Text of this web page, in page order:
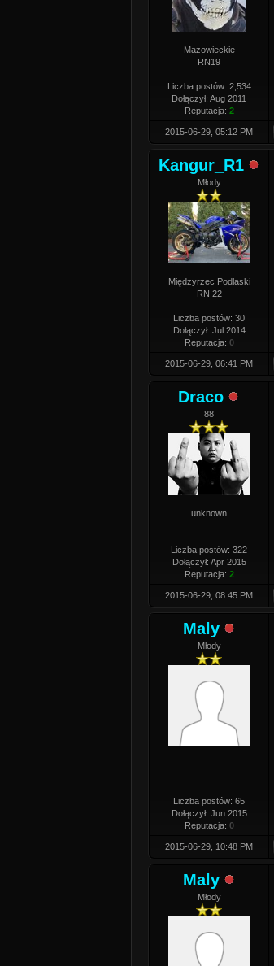
Mazowieckie
RN19
Liczba postów: 2,534
Dołączył: Aug 2011
Reputacja: 2
2015-06-29, 05:12 PM
Kangur_R1
Młody
Międzyrzec Podlaski
RN 22
Liczba postów: 30
Dołączył: Jul 2014
Reputacja: 0
2015-06-29, 06:41 PM
Draco
88
unknown
Liczba postów: 322
Dołączył: Apr 2015
Reputacja: 2
2015-06-29, 08:45 PM
Maly
Młody
Liczba postów: 65
Dołączył: Jun 2015
Reputacja: 0
2015-06-29, 10:48 PM
Maly
Młody